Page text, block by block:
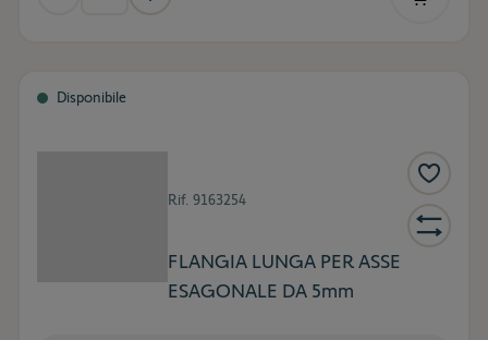
Disponibile
Rif. 9163254
FLANGIA LUNGA PER ASSE
ESAGONALE DA 5mm